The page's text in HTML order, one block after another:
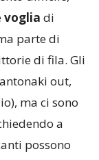
difficile,
voglia
parte di
di fila. Gli
out,
ma ci sono
a